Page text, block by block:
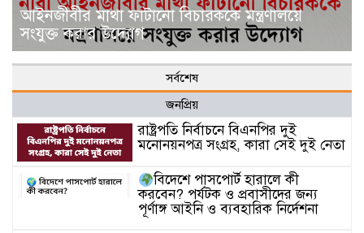
আইনজীবীর মাথা ফাটানো বিচারককে মন্ত্রণালয়ে
সংযুক্ত করার উদ্যোগ
সর্বশেষ
জনপ্রিয়
রাষ্ট্রপতি নির্বাচনে বিএনপির দুই
মনোনয়নপত্র সংগ্রহ, কারা সেই দুই নেতা
বিদেশে পাসপোর্ট হারালে কী
করবেন? পর্যটক ও প্রবাসীদের জন্য
পূর্ণাঙ্গ আইনি ও ব্যবহারিক নির্দেশনা